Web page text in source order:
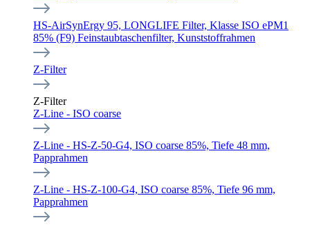
HS-AirSynErgy 95, LONGLIFE Filter, Klasse ISO ePM1
85% (F9) Feinstaubtaschenfilter, Kunststoffrahmen
Z-Filter
Z-Filter
Z-Line - ISO coarse
Z-Line - HS-Z-50-G4, ISO coarse 85%, Tiefe 48 mm,
Papprahmen
Z-Line - HS-Z-100-G4, ISO coarse 85%, Tiefe 96 mm,
Papprahmen